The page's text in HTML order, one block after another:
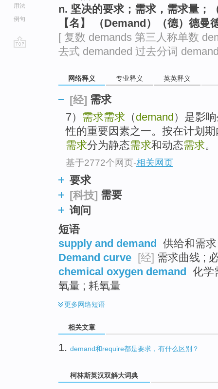
用法
例句
n. 坚决的要求；需求，需求量；
【名】 （Demand）（德）德曼
[ 复数 demands 第三人称单数
去式 demanded 过去分词
网络释义 专业释义 英英释义
[经] 需求
7） 需求需求 （demand ）是影
性的重要因素之一。按在计划
需求分为静态需求和动态需求。
基于2772个网页-相关网页
要求
[科技] 需要
询问
短语
supply and demand 供给和需
Demand curve [经] 需求曲线 ;
chemical oxygen demand 化学
氧量 ; 耗氧量
更多网络短语
相关文章
1. demand和require都是要求，有什么区别？
柯林斯英汉双解大词典